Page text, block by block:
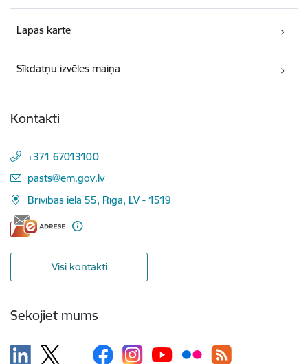
Lapas karte
Sīkdatņu izvēles maiņa
Kontakti
+371 67013100
E-pasts:
pasts@em.gov.lv
Brīvības iela 55, Rīga, LV - 1519
Visi kontakti
Sekojiet mums